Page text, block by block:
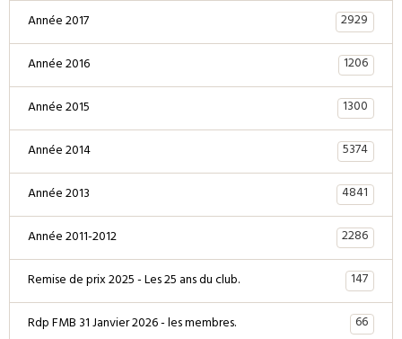
Année 2017
2929
Année 2016
1206
Année 2015
1300
Année 2014
5374
Année 2013
4841
Année 2011-2012
2286
Remise de prix 2025 - Les 25 ans du club.
147
Rdp FMB 31 Janvier 2026 - les membres.
66